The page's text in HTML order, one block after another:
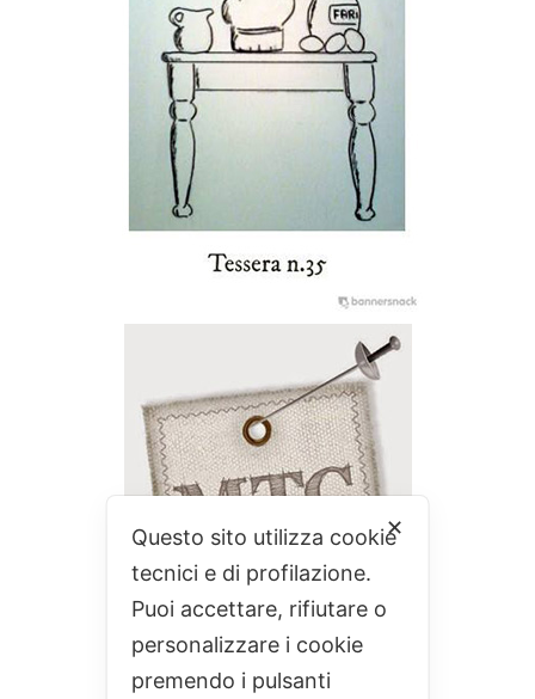
✕
Questo sito utilizza cookie
tecnici e di profilazione.
Puoi accettare, rifiutare o
personalizzare i cookie
premendo i pulsanti